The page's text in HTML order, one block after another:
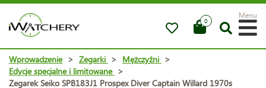
0
Menu
Wprowadzenie > Zegarki > Mężczyźni >
Edycje specjalne i limitowane >
Zegarek Seiko SPB183J1 Prospex Diver Captain Willard 1970s